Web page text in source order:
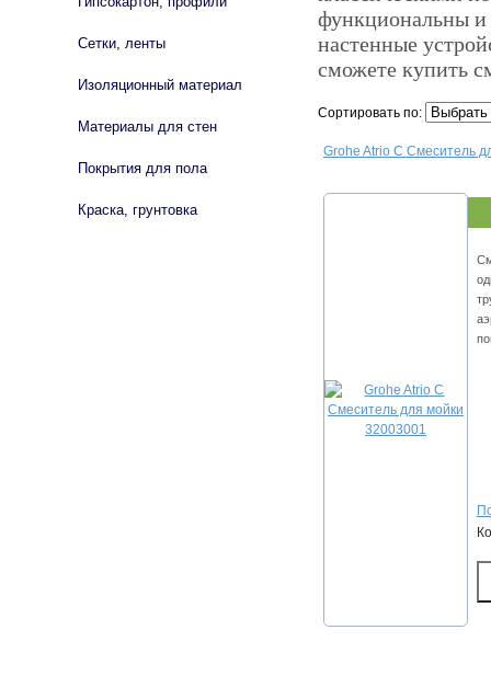
функциональны и
настенные
сможете купить
Сортировать по:
Grohe Atrio С Смеситель
Сетки, ленты
Изоляционный материал
Материалы для стен
Покрытия для пола
Краска, грунтовка